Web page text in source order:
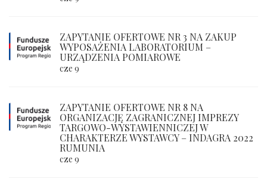
ZAPYTANIE OFERTOWE NR 3 NA ZAKUP
WYPOSAŻENIA LABORATORIUM –
URZĄDZENIA POMIAROWE
cze 9
ZAPYTANIE OFERTOWE NR 8 NA
ORGANIZACJĘ ZAGRANICZNEJ IMPREZY
TARGOWO-WYSTAWIENNICZEJ W
CHARAKTERZE WYSTAWCY – INDAGRA 2022
RUMUNIA
cze 9